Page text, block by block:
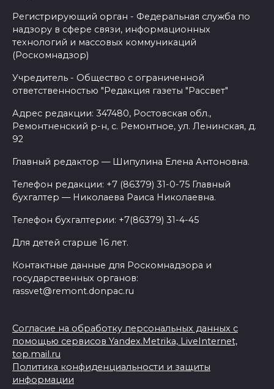
Регистрирующий орган - Федеральная служба по
надзору в сфере связи, информационных
технологий и массовых коммуникаций
(Роскомнадзор)
Учредитель - Общество с ограниченной
ответственностью "Редакция газеты "Рассвет"
Адрес редакции: 347480, Ростовская обл.,
Ремонтненский р-н, с. Ремонтное, ул. Ленинская, д.
92
Главный редактор — Шипулина Елена Антоновна.
Телефон редакции: +7 (86379) 31-0-75 Главный
бухгалтер — Николаева Раиса Николаевна.
Телефон бухгалтерии: +7(86379) 31-4-45
Для детей старше 16 лет.
Контактные данные для Роскомнадзора и
государственных органов:
rassvet@remont.donpac.ru
Согласие на обработку персональных данных с
помощью сервисов Yandex.Metrika, LiveInternet,
top.mail.ru
Политика конфиденциальности и защиты
информации